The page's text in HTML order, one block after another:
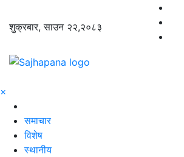
शुक्रबार, साउन २२,२०८३
×
समाचार
विशेष
स्थानीय